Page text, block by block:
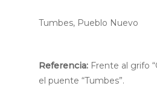
Tumbes, Pueblo Nuevo
Referencia: Frente al grifo
el puente “Tumbes”.